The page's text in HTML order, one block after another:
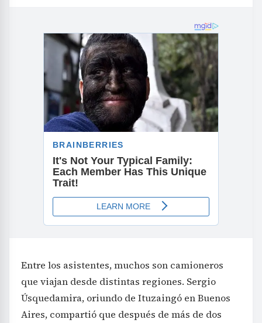
Entre los asistentes, muchos son camioneros
que viajan desde distintas regiones. Sergio
Úsquedamira, oriundo de Ituzaingó en Buenos
Aires, compartió que después de más de dos